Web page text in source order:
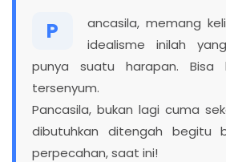
P
ancasila, memang
idealisme inilah
punya suatu harapan. Bisa
tersenyum.
Pancasila, bukan lagi cuma
dibutuhkan ditengah begitu
perpecahan, saat ini!